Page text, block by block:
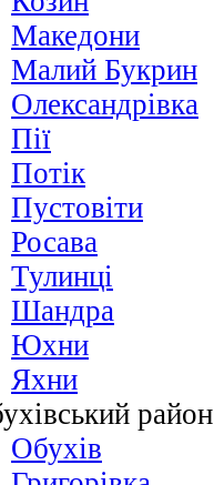
Македони
Малий Букрин
Олександрівка
Пії
Потік
Пустовіти
Росава
Тулинці
Шандра
Юхни
Яхни
район
Обухів